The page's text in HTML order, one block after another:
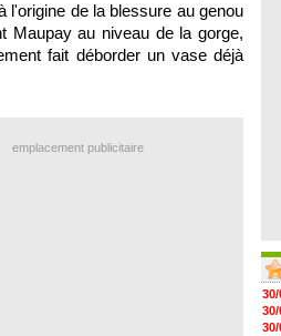
l'origine de la blessure au genou
Maupay au niveau de la gorge,
fait déborder un vase déjà
emplacement publicitaire
30/
30/
30/